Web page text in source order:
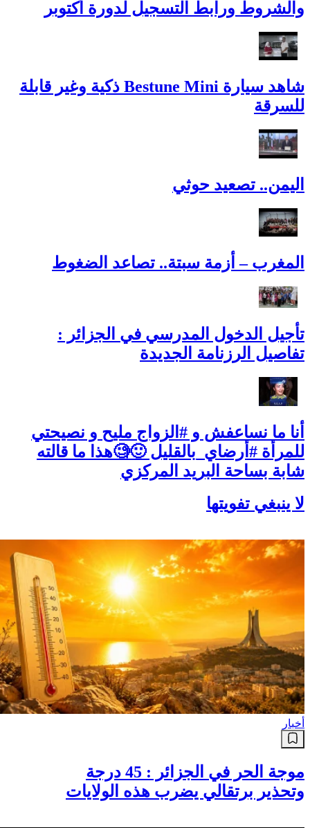
والشروط ورابط التسجيل لدورة أكتوبر
شاهد سيارة Bestune Mini ذكية وغير قابلة
للسرقة
اليمن.. تصعيد حوثي
المغرب – أزمة سبتة.. تصاعد الضغوط
تأجيل الدخول المدرسي في الجزائر :
تفاصيل الرزنامة الجديدة
أنا ما نساعفش و #الزواج مليح و نصيحتي
للمرأة #أرضاي_بالقليل 🙂🧐هذا ما قالته
شابة بساحة البريد المركزي
لا ينبغي تفويتها
أخبار
موجة الحر في الجزائر : 45 درجة
وتحذير برتقالي يضرب هذه الولايات